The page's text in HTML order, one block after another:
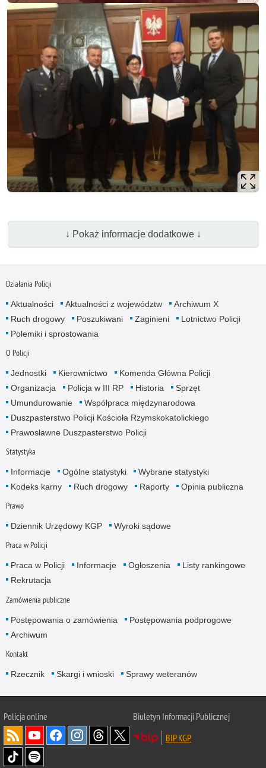
↓ Pokaż informacje dodatkowe ↓
Działania Policji
Aktualności Aktualności z województw
Archiwum X
Ruch drogowy
Poszukiwani Zaginieni
Lotnictwo Policji
Polemiki i sprostowania
O Policji
Jednostki Kierownictwo
Komenda Główna Policji
Organizacja
Policja w III RP Historia
Sprzęt
Umundurowanie
Współpraca międzynarodowa
Duszpasterstwo Policji Kościoła Rzymskokatolickiego
Prawosławne Duszpasterstwo Policji
Statystyka
Informacje Ogólne statystyki
Wybrane statystyki
Kodeks karny
Ruch drogowy Raporty Opinia publiczna
Prawo
Dziennik Urzędowy KGP Wyroki sądowe
Praca w Policji
Praca w Policji Informacje Ogłoszenia
Listy rankingowe
Rekrutacja
Zamówienia publiczne
Postępowania o zamówienia
Postępowania podprogowe
Archiwum
Kontakt
Rzecznik Skargi i wnioski Sprawy weteranów
Policjaonline
Biuletyn Informacji Publicznej
BIP KGP